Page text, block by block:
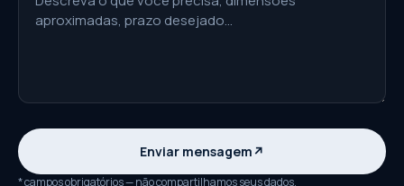
Enviar mensagem↗
* campos obrigatórios — não compartilhamos seus dados.